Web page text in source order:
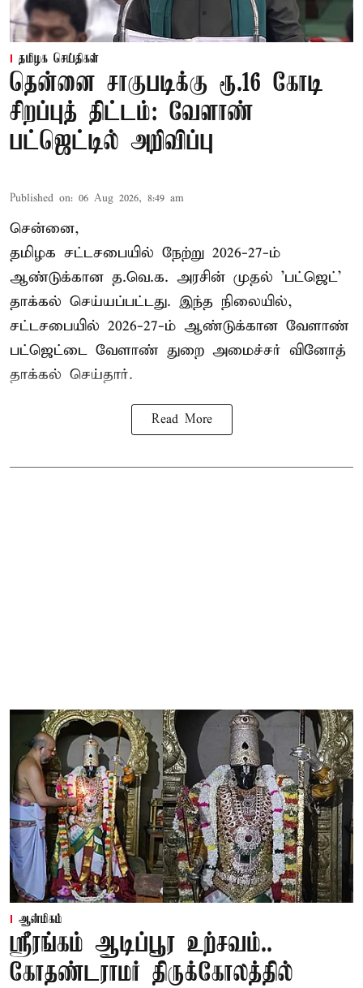
தமிழக செய்திகள்
தென்னை சாகுபடிக்கு ரூ.16 கோடி
சிறப்புத் திட்டம்: வேளாண்
பட்ஜெட்டில் அறிவிப்பு
Published on: 06 Aug 2026, 8:49 am
சென்னை,
தமிழக சட்டசபையில் நேற்று 2026-27-ம்
ஆண்டுக்கான த.வெ.க. அரசின் முதல் 'பட்ஜெட்'
தாக்கல் செய்யப்பட்டது. இந்த நிலையில்,
சட்டசபையில் 2026-27-ம் ஆண்டுக்கான வேளாண்
பட்ஜெட்டை வேளாண் துறை அமைச்சர் வினோத்
தாக்கல் செய்தார்.
Read More
ஆன்மிகம்
ஸ்ரீரங்கம் ஆடிப்பூர உற்சவம்..
கோதண்டராமர் திருக்கோலத்தில்